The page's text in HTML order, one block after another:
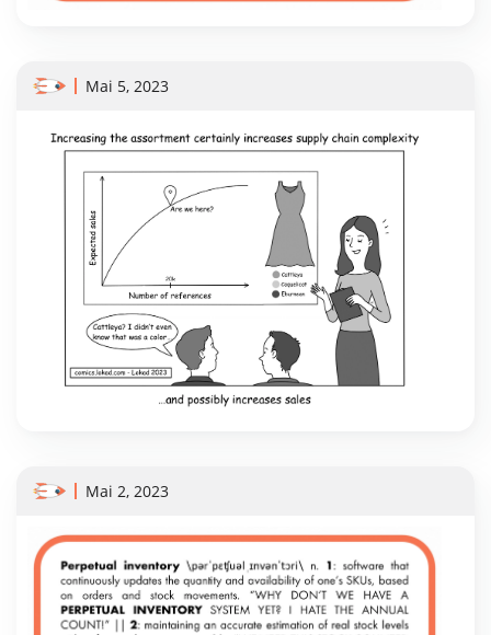
Mai 5, 2023
Mai 2, 2023